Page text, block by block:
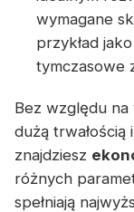
wymagane
przykład
tymczasowe
Bez względu
dużą
znajdziesz
różnych
spełniają